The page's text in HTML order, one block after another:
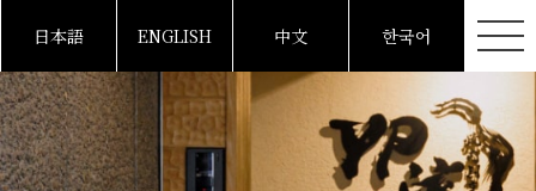
日本語 ENGLISH 中文 한국어